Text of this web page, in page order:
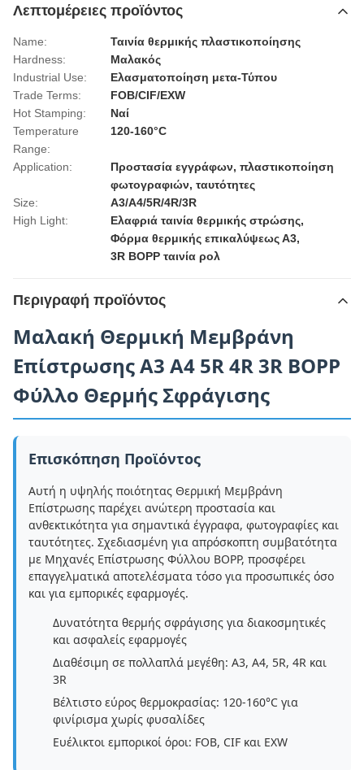
Λεπτομέρειες προϊόντος
Name:
Ταινία θερμικής πλαστικοποίησης
Hardness:
Μαλακός
Industrial Use:
Ελασματοποίηση μετα-Τύπου
Trade Terms:
FOB/CIF/EXW
Hot Stamping:
Ναί
Temperature
Range:
120-160°C
Application:
Προστασία εγγράφων, πλαστικοποίηση
φωτογραφιών, ταυτότητες
Size:
A3/A4/5R/4R/3R
High Light:
Ελαφριά ταινία θερμικής στρώσης,
Φόρμα θερμικής επικαλύψεως Α3,
3R BOPP ταινία ρολ
Περιγραφή προϊόντος
Μαλακή Θερμική Μεμβράνη
Επίστρωσης A3 A4 5R 4R 3R BOPP
Φύλλο Θερμής Σφράγισης
Επισκόπηση Προϊόντος
Αυτή η υψηλής ποιότητας Θερμική Μεμβράνη
Επίστρωσης παρέχει ανώτερη προστασία και
ανθεκτικότητα για σημαντικά έγγραφα, φωτογραφίες και
ταυτότητες. Σχεδιασμένη για απρόσκοπτη συμβατότητα
με Μηχανές Επίστρωσης Φύλλου BOPP, προσφέρει
επαγγελματικά αποτελέσματα τόσο για προσωπικές όσο
και για εμπορικές εφαρμογές.
Δυνατότητα θερμής σφράγισης για διακοσμητικές
και ασφαλείς εφαρμογές
Διαθέσιμη σε πολλαπλά μεγέθη: A3, A4, 5R, 4R και
3R
Βέλτιστο εύρος θερμοκρασίας: 120-160°C για
φινίρισμα χωρίς φυσαλίδες
Ευέλικτοι εμπορικοί όροι: FOB, CIF και EXW